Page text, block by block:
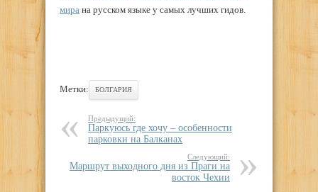
мира на русском языке у самых лучших гидов.
Метки: БОЛГАРИЯ
Предыдущий:
Паркуюсь где хочу – особенности
парковки на Балканах
Следующий:
Маршрут выходного дня из Праги на
восток Чехии